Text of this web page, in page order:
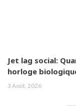
Jet lag social:
horloge
3 Août, 2026